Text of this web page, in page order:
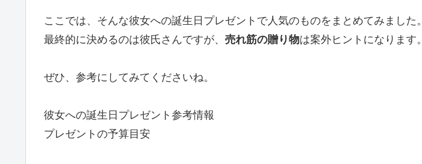
ここでは、そんな彼女への誕生日プレゼントで人気のものをまとめてみました。
最終的に決めるのは彼氏さんですが、 売れ筋の贈り物は案外ヒントになります。
ぜひ、参考にしてみてくださいね。
彼女への誕生日プレゼント参考情報
プレゼントの予算目安